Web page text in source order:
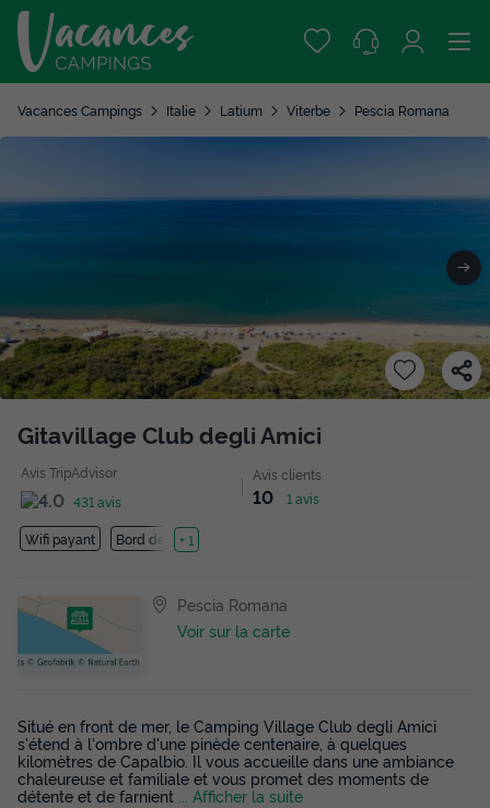
Vacances Campings Italie Latium Viterbe Pescia Romana
Gitavillage Club degli Amici
Avis TripAdvisor
431 avis
Avis clients
10 1 avis
Wifi payant Bord de mer
+ 1
Pescia Romana
Voir sur la carte
Situé en front de mer, le Camping Village Club degli Amici
s'étend à l'ombre d'une pinède centenaire, à quelques
kilomètres de Capalbio. Il vous accueille dans une ambiance
chaleureuse et familiale et vous promet des moments de
détente et de farnient
... Afficher la suite